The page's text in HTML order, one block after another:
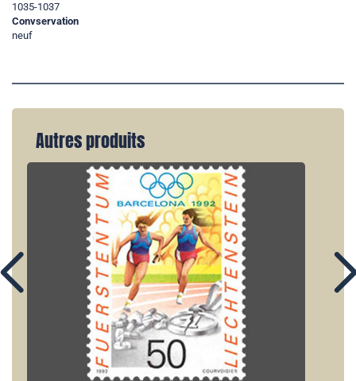
1035-1037
Convservation
neuf
Autres produits